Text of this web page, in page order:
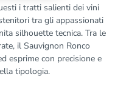
i tratti salienti dei vini
tra gli appassionati
silhouette tecnica. Tra le
il Sauvignon Ronco
esprime con precisione e
tipologia.